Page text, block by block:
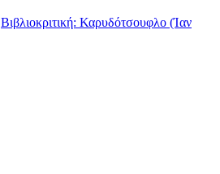
Βιβλιοκριτική: Καρυδότσουφλο (Ίαν